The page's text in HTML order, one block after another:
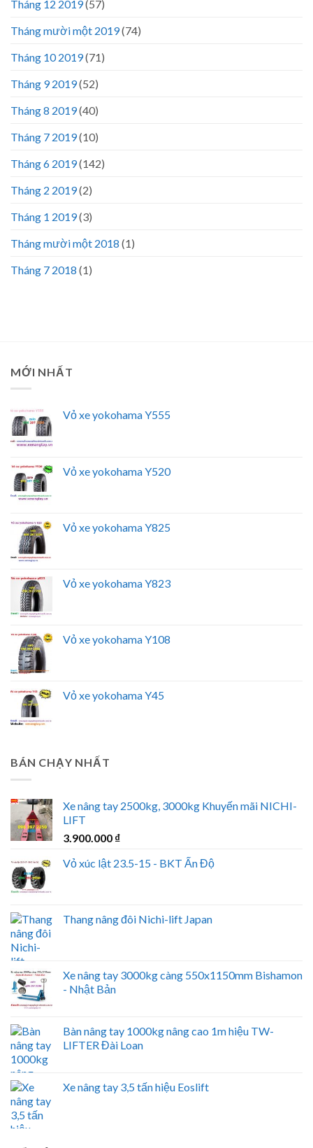
Tháng 12 2019(57)
Tháng mười một 2019(74)
Tháng 10 2019(71)
Tháng 9 2019(52)
Tháng 8 2019(40)
Tháng 7 2019(10)
Tháng 6 2019(142)
Tháng 2 2019(2)
Tháng 1 2019(3)
Tháng mười một 2018 (1)
Tháng 7 2018 (1)
MỚI NHẤT
Vỏ xe yokohama Y555
Vỏ xe yokohama Y520
Vỏ xe yokohama Y825
Vỏ xe yokohama Y823
Vỏ xe yokohama Y108
Vỏ xe yokohama Y45
BÁN CHẠY NHẤT
Xe nâng tay 2500kg, 3000kg Khuyến mãi NICHI-
LIFT
3.900.000 ₫
Vỏ xúc lật 23.5-15 - BKT Ấn Độ
Thang nâng đôi Nichi-lift Japan
Xe nâng tay 3000kg càng 550x1150mm Bishamon
- Nhật Bản
Bàn nâng tay 1000kg nâng cao 1m hiệu TW-
LIFTER Đài Loan
Xe nâng tay 3,5 tấn hiệu Eoslift